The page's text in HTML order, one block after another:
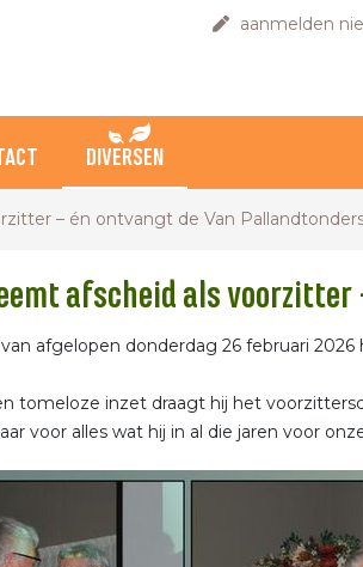
aanmelden
DIVERSEN
– én ontvangt de Van
afscheid als
afgelopen donderdag 26 februari
tomeloze inzet draagt hij het
voor alles wat hij in al die jaren voor